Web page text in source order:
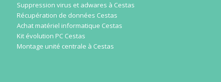
Suppression virus et adwares à Cestas
Récupération de données Cestas
Achat matériel informatique Cestas
Kit évolution PC Cestas
Montage unité centrale à Cestas